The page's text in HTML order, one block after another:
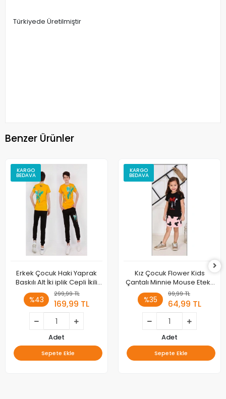
Türkiyede Üretilmiştir
Benzer Ürünler
KARGO
BEDAVA
Erkek Çocuk Haki Yaprak
Baskılı Alt İki iplik Cepli İkili
Takım
%43
299,99 TL
169,99 TL
Adet
Sepete Ekle
KARGO
BEDAVA
Kız Çocuk Flower Kids
Çantalı Minnie Mouse Etekli
Takım
%35
99,99 TL
64,99 TL
Adet
Sepete Ekle